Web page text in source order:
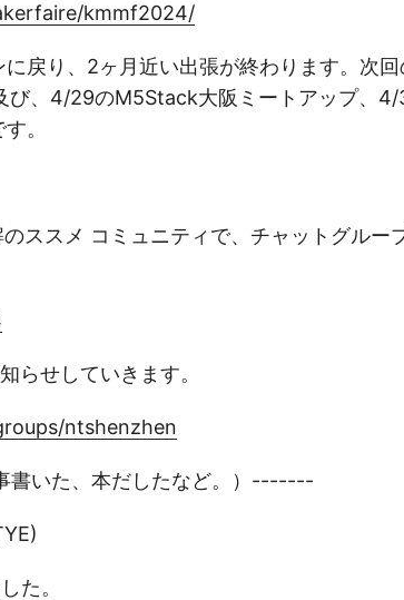
kmmf2024/
戻り、2ヶ月近い出張が終わります。次回
び、4/29のM5Stack大阪ミートアップ、
。
ススメ コミュニティで、チャットグルー
らせしていきます。
ntshenzhen
書いた、本だしたなど。）-------
た。